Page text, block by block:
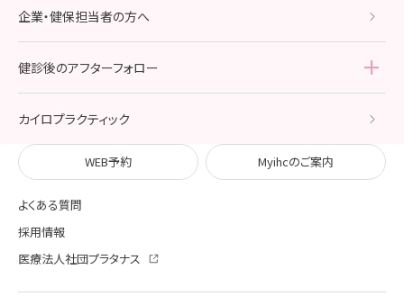
WEB予約 Myihcのご案内
よくある質問
採用情報
医療法人社団プラタナス
受診特典
人間ドック受診の流れ
受診時の注意事項TOP
鎮静剤使用胃カメラ検査の
企業・健保担当者の方へ
健診後のアフターフォロー
健診後のアフターフォロー
イーク婦人科オンライン相談室
検査結果報告書の見方
外来診療
内科
カイロプラクティック